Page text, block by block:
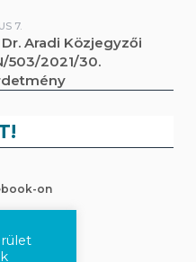
7.
Aradi Közjegyzői
503/2021/30.
on